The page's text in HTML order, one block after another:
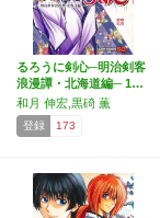
るろうに剣心─明治剣客
浪漫譚・北海道編─ 1…
和月 伸宏,黒碕 薫
登録 173